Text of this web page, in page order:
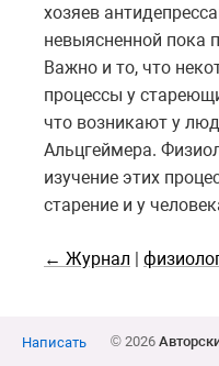
хозяев
невыясненной пока
Важно и то, что
процессы у
что возникают у
Альцгеймера.
изучение этих
старение и у
← Журнал |
Написать © 2026